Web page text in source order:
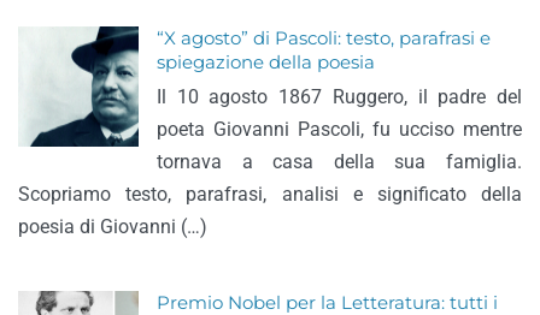
“X agosto” di Pascoli: testo, parafrasi e
spiegazione della poesia
Il 10 agosto 1867 Ruggero, il padre del
poeta Giovanni Pascoli, fu ucciso mentre
tornava a casa della sua famiglia.
Scopriamo testo, parafrasi, analisi e significato della
poesia di Giovanni (…)
Premio Nobel per la Letteratura: tutti i